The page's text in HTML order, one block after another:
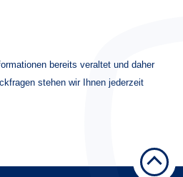
bereits veraltet und daher
stehen wir Ihnen jederzeit